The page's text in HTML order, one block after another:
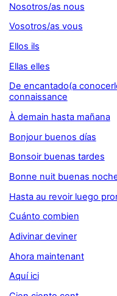
Nosotros/as nous
Vosotros/as vous
Ellos ils
Ellas elles
De encantado(a
connaissance
À demain hasta mañana
Bonjour buenos días
Bonsoir buenas tardes
Bonne nuit buenas
Hasta au revoir luego
Cuánto combien
Adivinar deviner
Ahora maintenant
Aquí ici